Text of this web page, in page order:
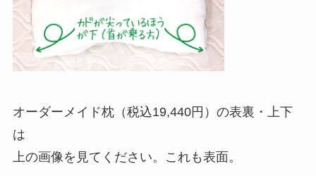
オーダーメイド枕（税込19,440円）の表裏・上下
は
上の画像を見てください。これも表面。